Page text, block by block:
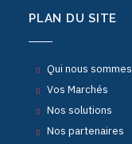
PLAN DU SITE
Qui nous sommes
Vos Marchés
Nos solutions
Nos partenaires